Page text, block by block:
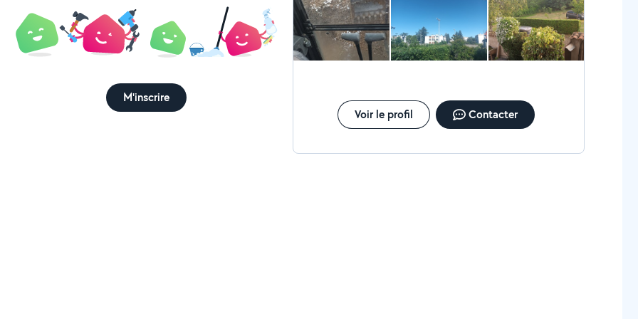
M'inscrire
Voir le profil Contacter